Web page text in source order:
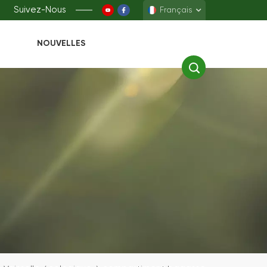
Suivez-Nous Français
Français
NOUVELLES